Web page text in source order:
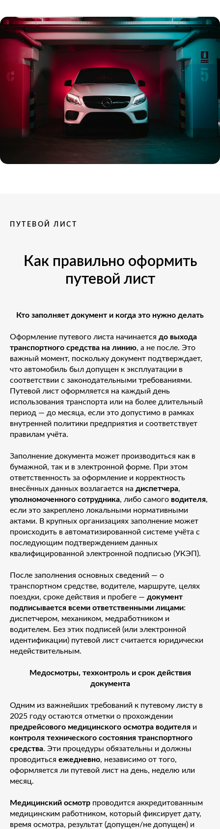
ПУТЕВОЙ ЛИСТ
Как правильно оформить
путевой лист
Кто заполняет документ и когда это нужно делать
Оформление путевого листа начинается до выхода
транспортного средства на линию, а не после. Это
важный момент, поскольку документ подтверждает,
что автомобиль был допущен к эксплуатации в
соответствии с законодательными требованиями.
Путевой лист оформляется на каждый день
использования транспорта или на более длительный
период — до месяца, если это допустимо в рамках
внутренней политики предприятия и соответствует
правилам учёта.
Заполнение документа может производиться как в
бумажной, так и в электронной форме. При этом
ответственность за оформление и корректность
внесённых данных возлагается на диспетчера,
уполномоченного сотрудника, либо самого водителя,
если это закреплено локальными нормативными
актами. В крупных организациях заполнение может
происходить в автоматизированной системе учёта с
последующим подтверждением данных
квалифицированной электронной подписью (УКЭП).
После заполнения основных сведений — о
транспортном средстве, водителе, маршруте, целях
поездки, сроке действия и пробеге — документ
подписывается всеми ответственными лицами:
диспетчером, механиком, медработником и
водителем. Без этих подписей (или электронной
идентификации) путевой лист считается юридически
недействительным.
Медосмотры, техконтроль и срок действия
документа
Одним из важнейших требований к путевому листу в
2025 году остаются отметки о прохождении
предрейсового медицинского осмотра водителя и
контроля технического состояния транспортного
средства. Эти процедуры обязательны и должны
проводиться ежедневно, независимо от того,
оформляется ли путевой лист на день, неделю или
месяц.
Медицинский осмотр проводится аккредитованным
медицинским работником, который фиксирует дату,
время осмотра, результат (допущен/не допущен) и